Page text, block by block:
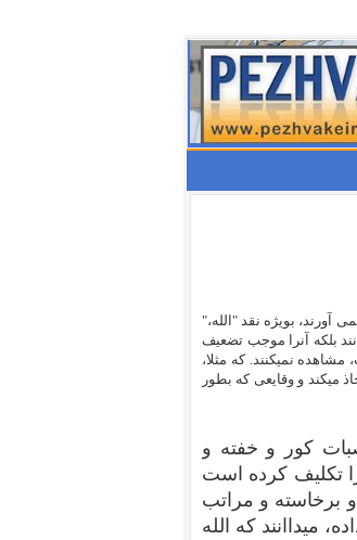
آورند، بویژه نقد "الله،"
بلکه آنرا موجب تضعیف
نمیکنند. که مثلا،
میکند و وقایعی که بطور
کور و خفته و
تکلیف کرده است
برخاسته و مراتب
میداانند که الله